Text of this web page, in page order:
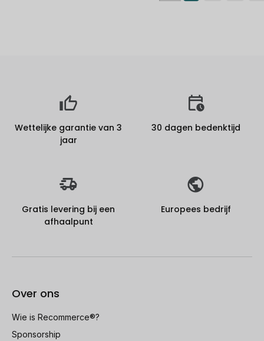
Wettelijke garantie van 3
jaar
30 dagen bedenktijd
Gratis levering bij een
afhaalpunt
Europees bedrijf
Over ons
Wie is Recommerce®?
Sponsorship